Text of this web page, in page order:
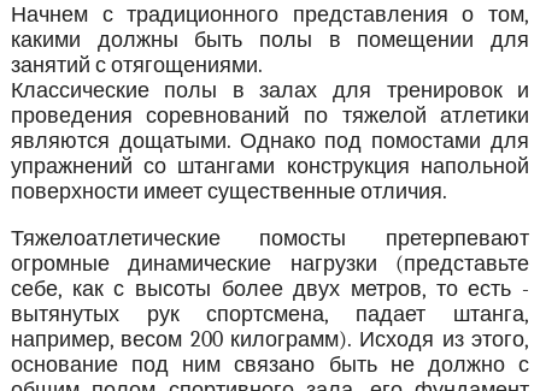
Начнем с традиционного представления о том,
какими должны быть полы в помещении для
занятий с отягощениями.
Классические полы в залах для тренировок и
проведения соревнований по тяжелой атлетики
являются дощатыми. Однако под помостами для
упражнений со штангами конструкция напольной
поверхности имеет существенные отличия.
Тяжелоатлетические помосты претерпевают
огромные динамические нагрузки (представьте
себе, как с высоты более двух метров, то есть -
вытянутых рук спортсмена, падает штанга,
например, весом 200 килограмм). Исходя из этого,
основание под ним связано быть не должно с